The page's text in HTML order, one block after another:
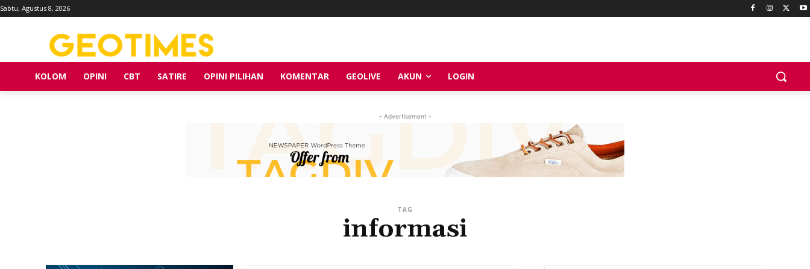
Sabtu, Agustus 8, 2026
KOLOM OPINI CBT SATIRE OPINI PILIHAN KOMENTAR GEOLIVE AKUN LOGIN
- Advertisement -
TAG
informasi